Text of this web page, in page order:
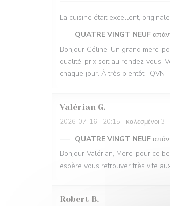
La cuisine était excellent,
QUATRE VINGT NEUF
Bonjour Céline, Un grand merci
qualité-prix soit au rendez-vous.
chaque jour. À très bientôt ! QVN
Valérian G
2026-07-16 - 20:15 - καλεσμένοι 3
QUATRE VINGT NEUF
Bonjour Valérian, Merci pour ce
espère vous retrouver très vite
Robert B